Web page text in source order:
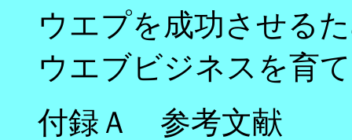
ウエプを成功させる
ウエブビジネスを育
付録Ａ 参考文献